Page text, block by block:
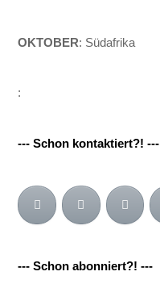
OKTOBER: Südafrika
:
--- Schon kontaktiert?! ---
--- Schon abonniert?! ---